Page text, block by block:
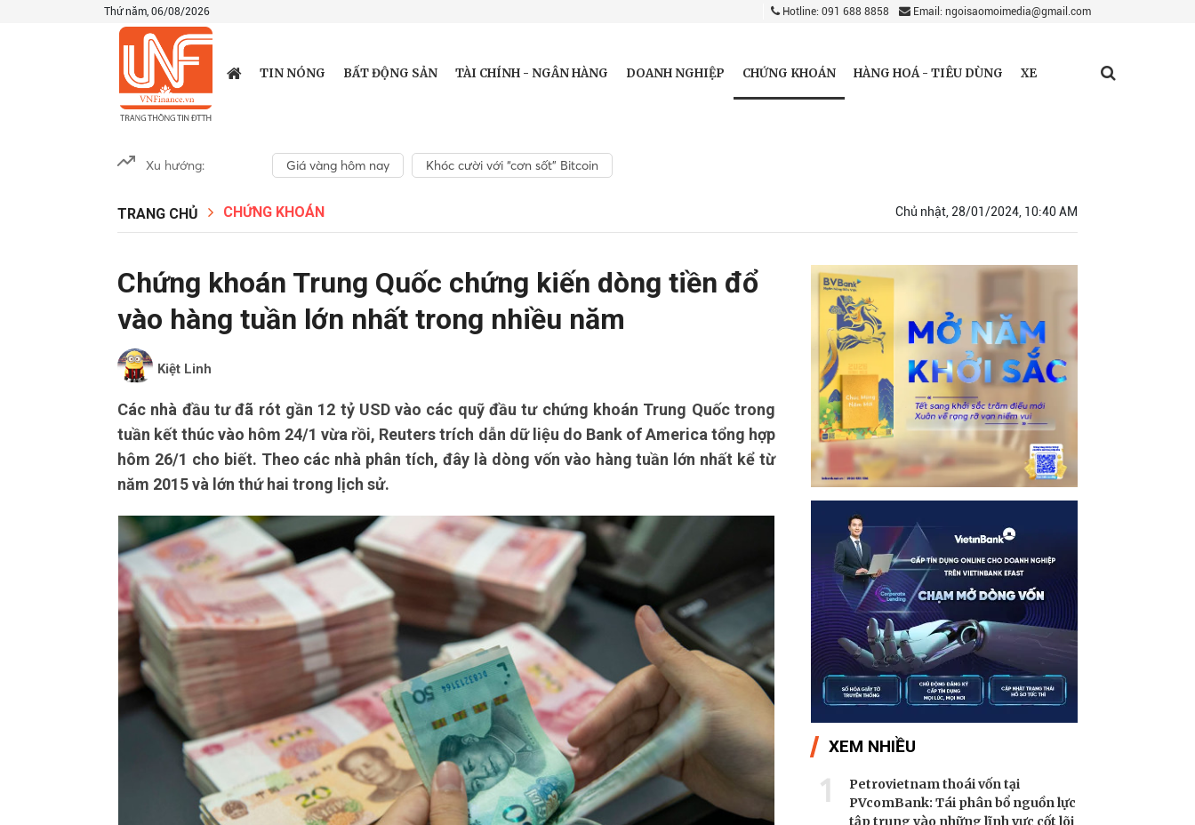
Thứ năm, 06/08/2026 Hotline: 091 688 8858 Email: ngoisaomoimedia@gmail.com
TIN NÓNG BẤT ĐỘNG SẢN TÀI CHÍNH - NGÂN HÀNG DOANH NGHIỆP CHỨNG KHOÁN HÀNG HOÁ - TIÊU DÙNG XE
Xu hướng: Giá vàng hôm nay Khóc cười với “cơn sốt” Bitcoin
TRANG CHỦ CHỨNG KHOÁN Chủ nhật, 28/01/2024, 10:40 AM
Chứng khoán Trung Quốc chứng kiến ​​dòng tiền đổ
vào hàng tuần lớn nhất trong nhiều năm
Kiệt Linh
Các nhà đầu tư đã rót gần 12 tỷ USD vào các quỹ đầu tư chứng khoán Trung Quốc trong
tuần kết thúc vào hôm 24/1 vừa rồi, Reuters trích dẫn dữ liệu do Bank of America tổng hợp
hôm 26/1 cho biết. Theo các nhà phân tích, đây là dòng vốn vào hàng tuần lớn nhất kể từ
năm 2015 và lớn thứ hai trong lịch sử.
XEM NHIỀU
1
Petrovietnam thoái vốn tại
PVcomBank: Tái phân bổ nguồn lực
tập trung vào những lĩnh vực cốt lõi